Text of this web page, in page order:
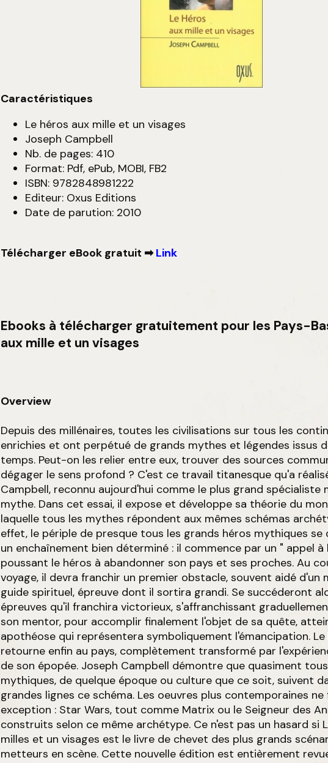
Caractéristiques
Le héros aux mille et un visages
Joseph Campbell
Nb. de pages: 410
Format: Pdf, ePub, MOBI, FB2
ISBN: 9782848981222
Editeur: Oxus Editions
Date de parution: 2010
Télécharger eBook gratuit ➡Link
Ebooks à télécharger gratuitement pour les Pays-
aux mille et un visages
Overview
Depuis des millénaires, toutes les civilisations sur tous les
enrichies et ont perpétué de grands mythes et légendes issus
temps. Peut-on les relier entre eux, trouver des sources
dégager le sens profond ? C'est ce travail titanesque qu'a
Campbell, reconnu aujourd'hui comme le plus grand spécialiste
mythe. Dans cet essai, il expose et développe sa théorie du
laquelle tous les mythes répondent aux mêmes schémas
effet, le périple de presque tous les grands héros mythiques se
un enchaînement bien déterminé : il commence par un " appel à
poussant le héros à abandonner son pays et ses proches. Au
voyage, il devra franchir un premier obstacle, souvent aidé d'un
guide spirituel, épreuve dont il sortira grandi. Se succéderont
épreuves qu'il franchira victorieux, s'affranchissant
son mentor, pour accomplir finalement l'objet de sa quête,
apothéose qui représentera symboliquement l'émancipation. Le
retourne enfin au pays, complètement transformé par
de son épopée. Joseph Campbell démontre que quasiment
mythiques, de quelque époque ou culture que ce soit, suivent
grandes lignes ce schéma. Les oeuvres plus contemporaines
exception : Star Wars, tout comme Matrix ou le Seigneur des
construits selon ce même archétype. Ce n'est pas un hasard si
milles et un visages est le livre de chevet des plus grands
metteurs en scène. Cette nouvelle édition est entièrement